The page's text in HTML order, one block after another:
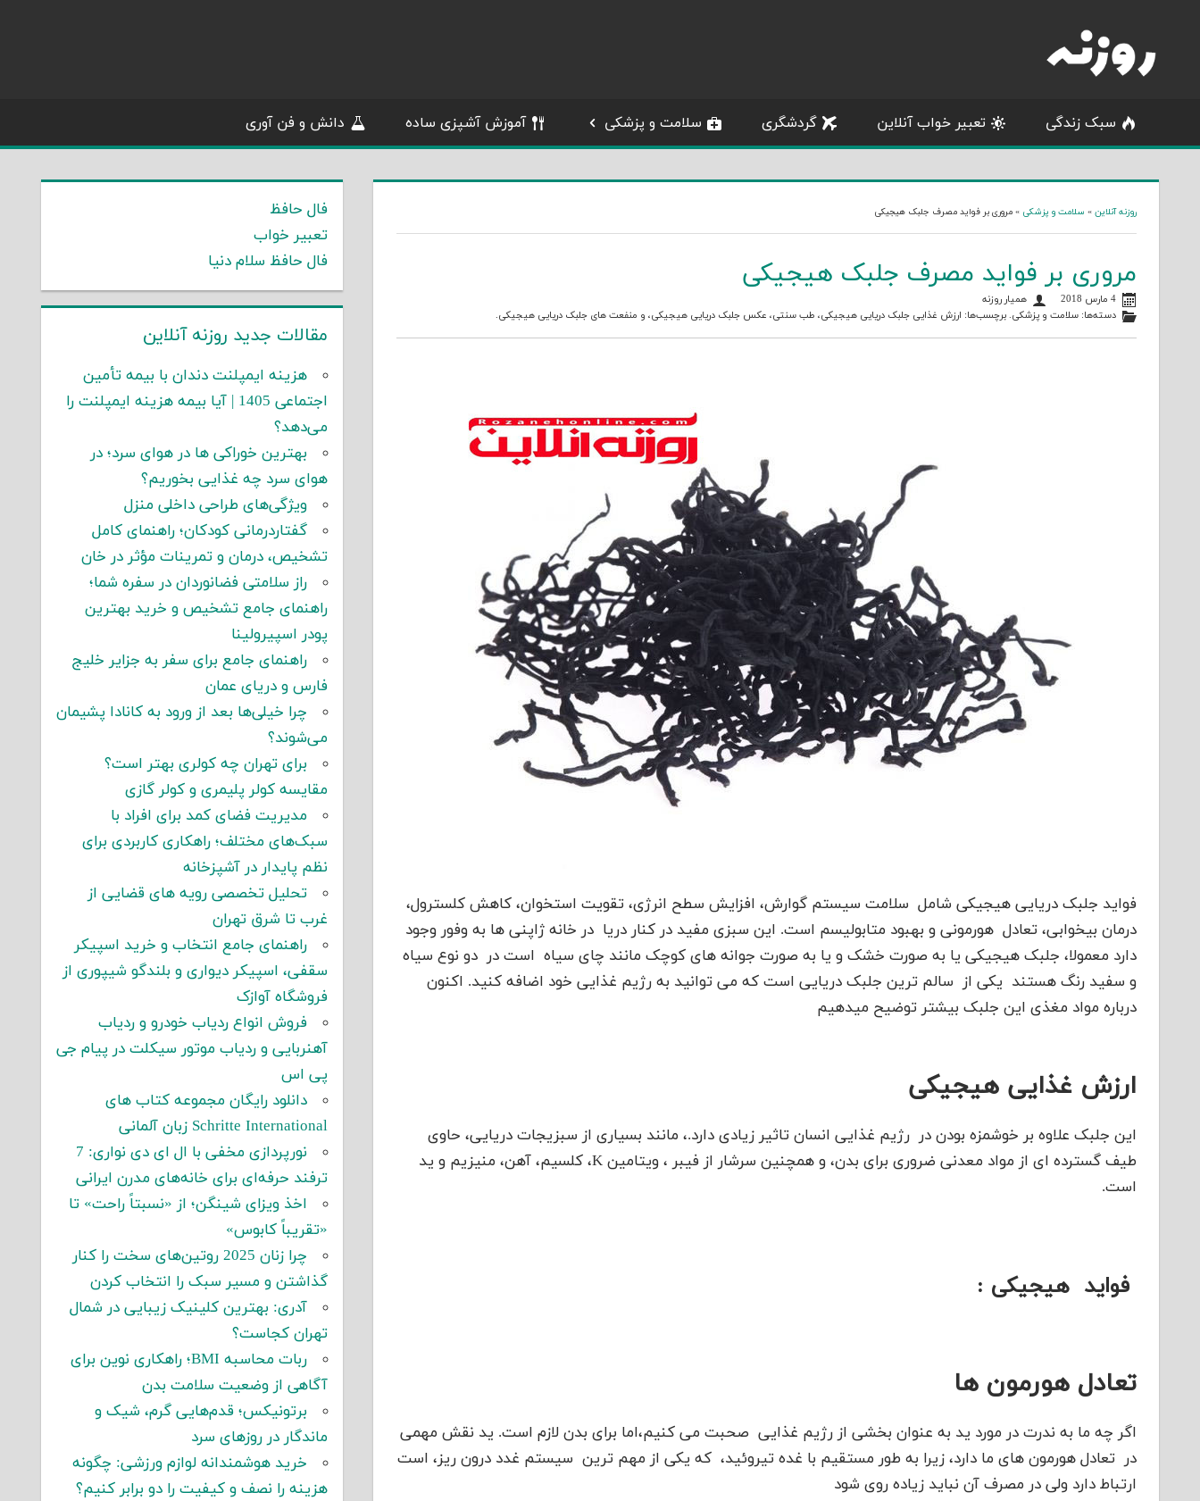
content
سبک زندگی تعبیر خواب آنلاین گردشگری سلامت و پزشکی آموزش آشپزی ساده دانش و فن آوری
روزنه آنلاین » سلامت و پزشکی »مروری بر فواید مصرف جلبک هیجیکی
مروری بر فواید مصرف جلبک هیجیکی
4 مارس 2018
همیار روزنه
دسته‌ها: سلامت و پزشکی. برچسب‌ها: ارزش غذایی جلبک دریایی هیجیکی، طب سنتی، عکس جلبک دریایی هیجیکی، و منفعت های جلبک دریایی هیجیکی.
فواید جلبک دریایی هیجیکی شامل سلامت سیستم گوارش، افزایش سطح انرژی، تقویت استخوان، کاهش کلسترول،
درمان بیخوابی، تعادل هورمونی و بهبود متابولیسم است. این سبزی مفید در کنار دریا در خانه ژاپنی ها به وفور وجود
دارد معمولا، جلبک هیجیکی یا به صورت خشک و یا به صورت جوانه های کوچک مانند چای سیاه است در دو نوع سیاه
و سفید رنگ هستند یکی از سالم ترین جلبک دریایی است که می توانید به رژیم غذایی خود اضافه کنید. اکنون
درباره مواد مغذی این جلبک بیشتر توضیح میدهیم
ارزش غذایی هیجیکی
این جلبک علاوه بر خوشمزه بودن در رژیم غذایی انسان تاثیر زیادی دارد.، مانند بسیاری از سبزیجات دریایی، حاوی
طیف گسترده ای از مواد معدنی ضروری برای بدن، و همچنین سرشار از فیبر ، ویتامین K، کلسیم، آهن، منیزیم و ید
است.
فواید هیجیکی :
تعادل هورمون ها
اگر چه ما به ندرت در مورد ید به عنوان بخشی از رژیم غذایی صحبت می کنیم،اما برای بدن لازم است. ید نقش مهمی
در تعادل هورمون های ما دارد، زیرا به طور مستقیم با غده تیروئید، که یکی از مهم ترین سیستم غدد درون ریز، است
ارتباط دارد ولی در مصرف آن نباید زیاده روی شود
فال حافظ
تعبیر خواب
فال حافظ سلام دنیا
مقالات جدید روزنه آنلاین
هزینه ایمپلنت دندان با بیمه تأمین
اجتماعی 1405 | آیا بیمه هزینه ایمپلنت را
می‌دهد؟
بهترین خوراکی ها در هوای سرد؛ در
هوای سرد چه غذایی بخوریم؟
ویژگی‌های طراحی داخلی منزل
گفتاردرمانی کودکان؛ راهنمای کامل
تشخیص، درمان و تمرینات مؤثر در خان
راز سلامتی فضانوردان در سفره شما؛
راهنمای جامع تشخیص و خرید بهترین
پودر اسپیرولینا
راهنمای جامع برای سفر به جزایر خلیج
فارس و دریای عمان
چرا خیلی‌ها بعد از ورود به کانادا پشیمان
می‌شوند؟
برای تهران چه کولری بهتر است؟
مقایسه کولر پلیمری و کولر گازی
مدیریت فضای کمد برای افراد با
سبک‌های مختلف؛ راهکاری کاربردی برای
نظم پایدار در آشپزخانه
تحلیل تخصصی رویه های قضایی از
غرب تا شرق تهران
راهنمای جامع انتخاب و خرید اسپیکر
سقفی، اسپیکر دیواری و بلندگو شیپوری از
فروشگاه آوازک
فروش انواع ردیاب خودرو و ردیاب
آهنربایی و ردیاب موتور سیکلت در پیام جی
پی اس
دانلود رایگان مجموعه کتاب های
Schritte International زبان آلمانی
نورپردازی مخفی با ال ای دی نواری: 7
ترفند حرفه‌ای برای خانه‌های مدرن ایرانی
اخذ ویزای شینگن؛ از «نسبتاً راحت» تا
«تقریباً کابوس»
چرا زنان 2025 روتین‌های سخت را کنار
گذاشتن و مسیر سبک را انتخاب کردن
آدری: بهترین کلینیک زیبایی در شمال
تهران کجاست؟
ربات محاسبه BMI؛ راهکاری نوین برای
آگاهی از وضعیت سلامت بدن
برتونیکس؛ قدم‌هایی گرم، شیک و
ماندگار در روزهای سرد
خرید هوشمندانه لوازم ورزشی: چگونه
هزینه را نصف و کیفیت را دو برابر کنیم؟